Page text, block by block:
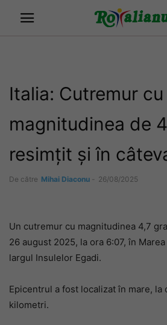
Italia: Cutremur cu
magnitudinea de
resimțit și în
De către Mihai Diaconu - 26/08/2025
Un cutremur cu magnitudinea 4,7
26 august 2025, la ora 6:07, în
largul Insulelor Egadi.
Epicentrul a fost localizat în mare, la
kilometri.